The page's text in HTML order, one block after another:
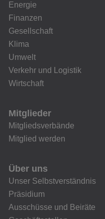
Energie
Finanzen
Gesellschaft
Klima
Umwelt
Verkehr und Logistik
Wirtschaft
Mitglieder
Mitgliedsverbände
Mitglied werden
Über uns
Unser Selbstverständnis
Präsidium
Ausschüsse und Beiräte